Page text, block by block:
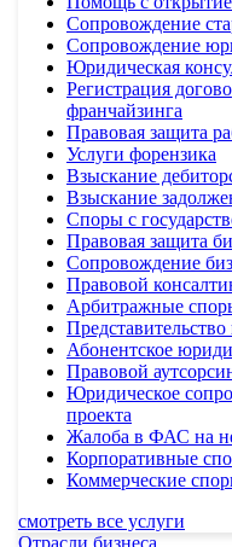
Сопровождение
Сопровождение
Юридическая
Регистрация
франчайзинга
Правовая защита
Услуги форензика
Взыскание
Взыскание
Споры с
Правовая защита
Сопровождение
Правовой
Арбитражные
Абонентское
Правовой
Юридическое
проекта
Жалоба в ФАС на
Корпоративные
Коммерческие
смотреть все услуги
Отрасли бизнеса